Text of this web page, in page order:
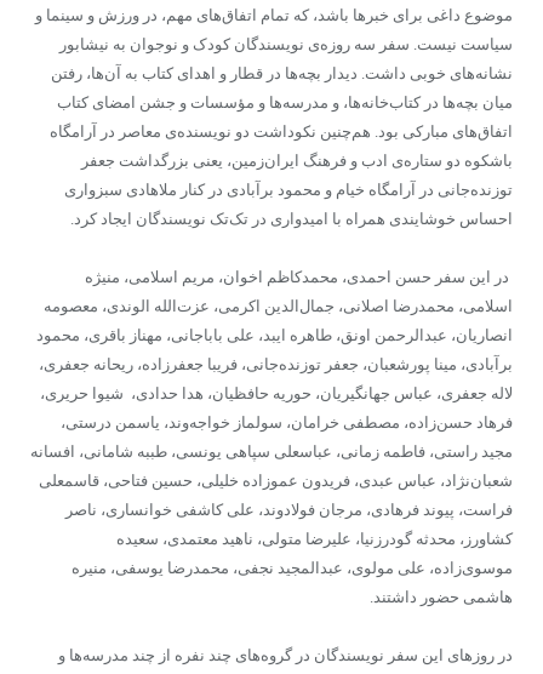
موضوع داغی برای خبرها باشد، که تمام اتفاق‌های مهم، در ورزش و سینما و
سیاست نیست. سفر سه روزه‌ی نویسندگان کودک و نوجوان به نیشابور
نشانه‌های خوبی داشت. دیدار بچه‌ها در قطار و اهدای کتاب به آن‌ها، رفتن
میان بچه‌ها در کتاب‌خانه‌ها، ‌و مدرسه‌ها و مؤسسات و جشن امضای کتاب
اتفاق‌های مبارکی بود. هم‌چنین نکوداشت دو نویسنده‌ی معاصر در آرامگاه
باشکوه دو ستاره‌ی ادب و فرهنگ ایران‌زمین، یعنی بزرگداشت جعفر
توزنده‌جانی در آرامگاه خیام و محمود برآبادی در کنار ملاهادی سبزواری
احساس خوشایندی همراه با امیدواری در تک‌تک نویسندگان ایجاد کرد.
در این سفر حسن احمدی، محمدکاظم اخوان، مریم اسلامی، منیژه
اسلامی، محمدرضا اصلانی، جمال‌الدین اکرمی، عزت‌الله الوندی، معصومه
انصاریان، عبدالرحمن اونق، طاهره ایبد، علی باباجانی،‌ مهناز باقری، محمود
برآبادی، مینا پورشعبان، جعفر توزنده‌جانی، فریبا جعفرزاده، ریحانه جعفری،
لاله جعفری، عباس جهانگیریان، حوریه حافظیان، هدا حدادی، شیوا حریری،
فرهاد حسن‌زاده، مصطفی خرامان، سولماز خواجه‌وند، یاسمن درستی،
مجید راستی، فاطمه زمانی، عباسعلی سپاهی یونسی، طببه شامانی، افسانه
شعبان‌نژاد، عباس عبدی، فریدون عموزاده خلیلی، حسین فتاحی، قاسمعلی
فراست، پیوند فرهادی، مرجان فولادوند، علی کاشفی خوانساری، ناصر
کشاورز، محدثه گودرزنیا، علیرضا متولی، ناهید معتمدی، سعیده
موسوی‌زاده، علی مولوی، عبدالمجید نجفی، محمدرضا یوسفی، منیره
هاشمی حضور داشتند.
در روزهای این سفر نویسندگان در گروه‌های چند نفره از چند مدرسه‌ها و